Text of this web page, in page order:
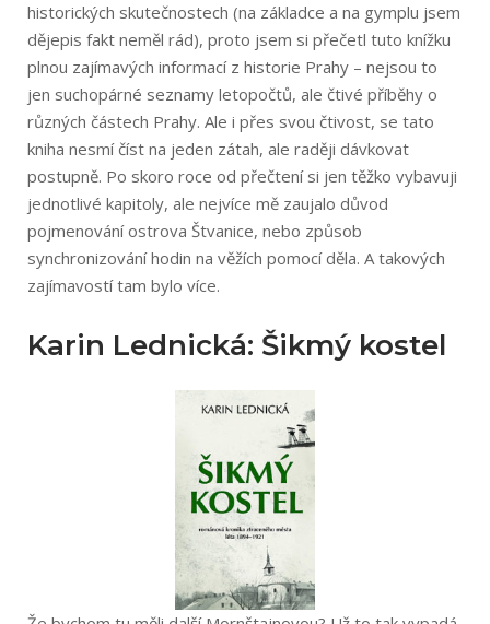
historických skutečnostech (na základce a na gymplu jsem
dějepis fakt neměl rád), proto jsem si přečetl tuto knížku
plnou zajímavých informací z historie Prahy – nejsou to
jen suchopárné seznamy letopočtů, ale čtivé příběhy o
různých částech Prahy. Ale i přes svou čtivost, se tato
kniha nesmí číst na jeden zátah, ale raději dávkovat
postupně. Po skoro roce od přečtení si jen těžko vybavuji
jednotlivé kapitoly, ale nejvíce mě zaujalo důvod
pojmenování ostrova Štvanice, nebo způsob
synchronizování hodin na věžích pomocí děla. A takových
zajímavostí tam bylo více.
Karin Lednická: Šikmý kostel